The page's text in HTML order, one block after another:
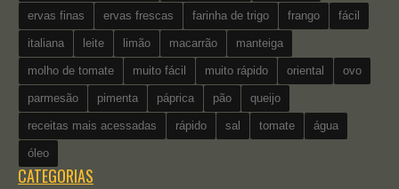
ervas finas ervas frescas farinha de trigo frango fácil
italiana leite limão macarrão manteiga
molho de tomate muito fácil muito rápido oriental ovo
parmesão pimenta páprica pão queijo
receitas mais acessadas rápido sal tomate água
óleo
CATEGORIAS